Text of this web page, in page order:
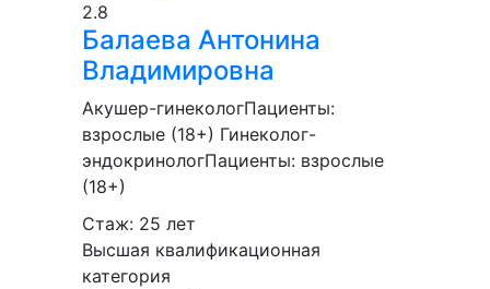
2.8
Балаева Антонина
Владимировна
Акушер-гинекологПациенты:
взрослые (18+) Гинеколог-
эндокринологПациенты: взрослые
(18+)
Стаж: 25 лет
Высшая квалификационная
категория